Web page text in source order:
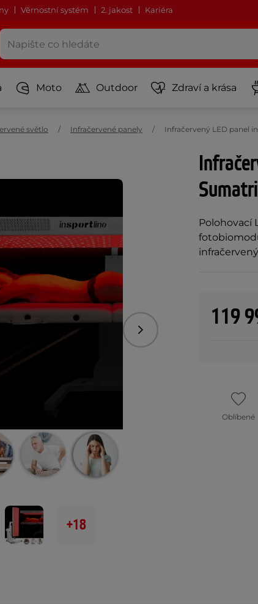
Věrnostní systém 2. jakost Kariéra
Moto Outdoor Zdraví a krása
světlo Infračervené panely Infračervený LED panel
Polohovací
Následující
+18
119
Oblíbené